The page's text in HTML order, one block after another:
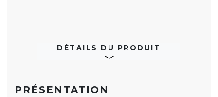
DÉTAILS DU PRODUIT
PRÉSENTATION